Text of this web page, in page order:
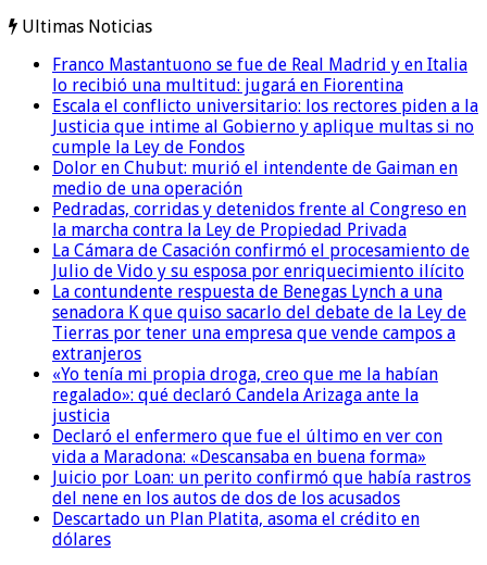
Ultimas Noticias
Franco Mastantuono se fue de Real Madrid y en Italia
lo recibió una multitud: jugará en Fiorentina
Escala el conflicto universitario: los rectores piden a la
Justicia que intime al Gobierno y aplique multas si no
cumple la Ley de Fondos
Dolor en Chubut: murió el intendente de Gaiman en
medio de una operación
Pedradas, corridas y detenidos frente al Congreso en
la marcha contra la Ley de Propiedad Privada
La Cámara de Casación confirmó el procesamiento de
Julio de Vido y su esposa por enriquecimiento ilícito
La contundente respuesta de Benegas Lynch a una
senadora K que quiso sacarlo del debate de la Ley de
Tierras por tener una empresa que vende campos a
extranjeros
«Yo tenía mi propia droga, creo que me la habían
regalado»: qué declaró Candela Arizaga ante la
justicia
Declaró el enfermero que fue el último en ver con
vida a Maradona: «Descansaba en buena forma»
Juicio por Loan: un perito confirmó que había rastros
del nene en los autos de dos de los acusados
Descartado un Plan Platita, asoma el crédito en
dólares